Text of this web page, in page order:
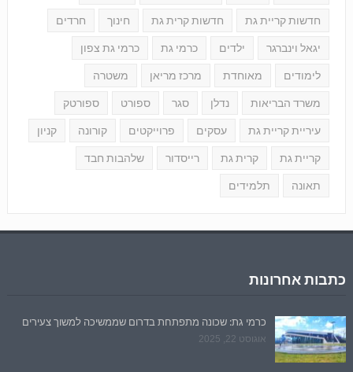
חדשות קריית גת חדשות קרית גת חינוך חרדים
יגאל וינברגר ילדים כרמי גת כרמי גת צפון
לימודים מאוחדת מרכז מריאן משטרה
משרד הבריאות נדלן סגר ספורט ספורטק
עיריית קריית גת עסקים פרוייקטים קורונה קניון
קריית גת קרית גת רייסדור שלהבות חבד
תאונה תלמידים
כתבות אחרונות
כרמי גת: שכונה מתפתחת בדרום שממשיכה למשוך צעירים
אוגוסט 22, 2025